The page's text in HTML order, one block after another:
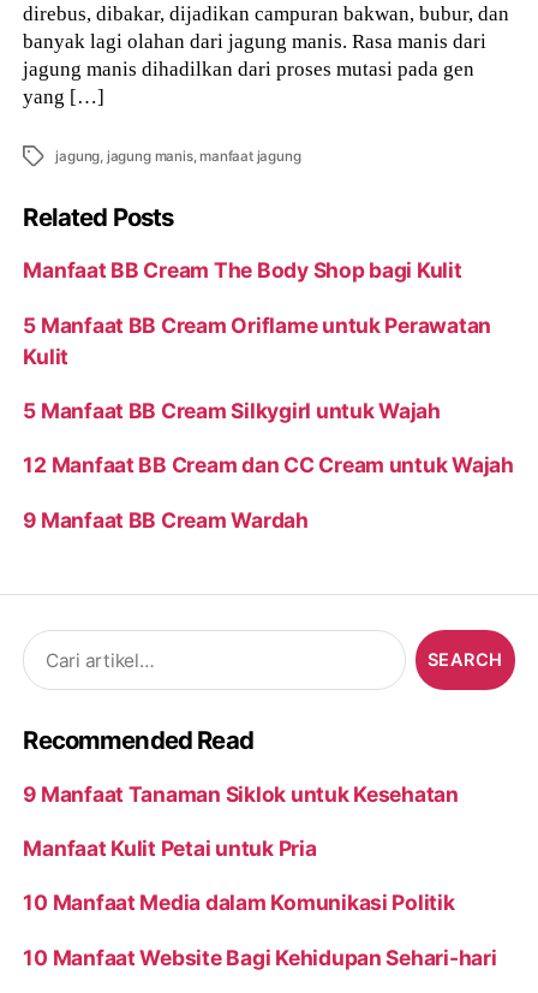
direbus, dibakar, dijadikan campuran bakwan, bubur, dan
banyak lagi olahan dari jagung manis. Rasa manis dari
jagung manis dihadilkan dari proses mutasi pada gen
yang […]
Tags jagung jagung manis,manfaat jagung
Related Posts
Manfaat BB Cream The Body Shop bagi Kulit
5 Manfaat BB Cream Oriflame untuk Perawatan
Kulit
5 Manfaat BB Cream Silkygirl untuk Wajah
12 Manfaat BB Cream dan CC Cream untuk Wajah
9 Manfaat BB Cream Wardah
Search
for:
Recommended Read
9 Manfaat Tanaman Siklok untuk Kesehatan
Manfaat Kulit Petai untuk Pria
10 Manfaat Media dalam Komunikasi Politik
10 Manfaat Website Bagi Kehidupan Sehari-hari